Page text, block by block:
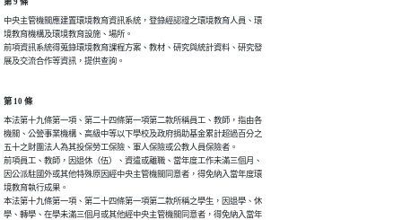
中央主管機關應建置環境教育資訊系統，登錄經認證之環境教育人員、環
境教育機構及環境教育設施、場所。
前項資訊系統得蒐錄環境教育課程方案、教材、研究與統計資料、研究發
展及交流合作等資訊，提供查詢。
第 10 條
本法第十九條第一項、第二十四條第一項第二款所稱員工、教師，指由各
機關、公營事業機構、高級中等以下學校及政府捐助基金累計超過百分之
五十之財團法人為其投保勞工保險、軍人保險或公教人員保險者。
前項員工、教師，因退休（伍）、資遣或離職、當年度工作未滿三個月、
因公派駐國外或其他特殊原因經中央主管機關同意者，得免納入當年度環
境教育執行成果。
本法第十九條第一項、第二十四條第一項第二款所稱之學生，因退學、休
學、轉學、在學未滿三個月或其他經中央主管機關同意者，得免納入當年